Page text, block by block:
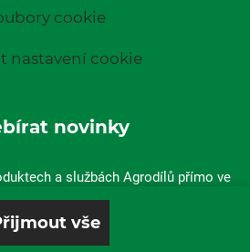
cookie
nastavení cookie
novinky
a službách Agrodílů přímo ve
doručené poště.